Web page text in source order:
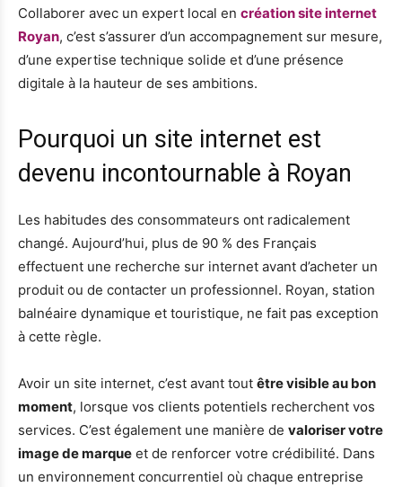
Collaborer avec un expert local en création site internet
Royan, c’est s’assurer d’un accompagnement sur mesure,
d’une expertise technique solide et d’une présence
digitale à la hauteur de ses ambitions.
Pourquoi un site internet est
devenu incontournable à Royan
Les habitudes des consommateurs ont radicalement
changé. Aujourd’hui, plus de 90 % des Français
effectuent une recherche sur internet avant d’acheter un
produit ou de contacter un professionnel. Royan, station
balnéaire dynamique et touristique, ne fait pas exception
à cette règle.
Avoir un site internet, c’est avant tout être visible au bon
moment, lorsque vos clients potentiels recherchent vos
services. C’est également une manière de valoriser votre
image de marque et de renforcer votre crédibilité. Dans
un environnement concurrentiel où chaque entreprise